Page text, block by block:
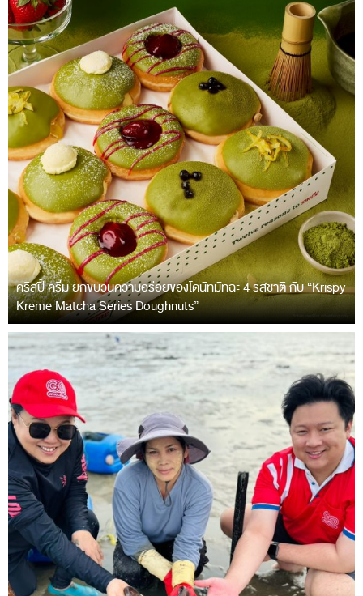
คริสปี้ ครีม ยกขบวนความอร่อยของโดนัทมัทฉะ 4 รสชาติ กับ “Krispy
Kreme Matcha Series Doughnuts”